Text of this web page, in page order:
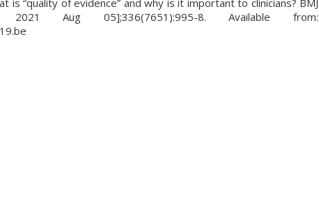
is “quality of evidence” and why is it important to clinicians? BMJ
Aug 05];336(7651):995-8. Available from: